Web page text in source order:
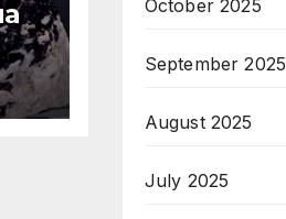
October 2025
September 2025
August 2025
July 2025